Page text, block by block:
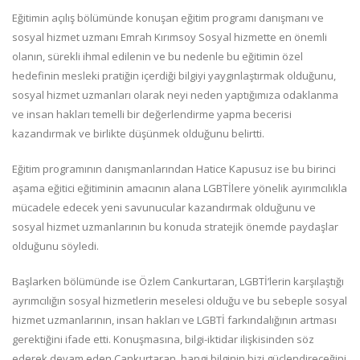
Eğitimin açılış bölümünde konuşan eğitim programı danışmanı ve
sosyal hizmet uzmanı Emrah Kırımsoy Sosyal hizmette en önemli
olanın, sürekli ihmal edilenin ve bu nedenle bu eğitimin özel
hedefinin mesleki pratiğin içerdiği bilgiyi yaygınlaştırmak olduğunu,
sosyal hizmet uzmanları olarak neyi neden yaptığımıza odaklanma
ve insan hakları temelli bir değerlendirme yapma becerisi
kazandırmak ve birlikte düşünmek olduğunu belirtti.
Eğitim programının danışmanlarından Hatice Kapusuz ise bu birinci
aşama eğitici eğitiminin amacının alana LGBTİlere yönelik ayırımcılıkla
mücadele edecek yeni savunucular kazandırmak olduğunu ve
sosyal hizmet uzmanlarının bu konuda stratejik önemde paydaşlar
olduğunu söyledi.
Başlarken bölümünde ise Özlem Cankurtaran, LGBTİ’lerin karşılaştığı
ayrımcılığın sosyal hizmetlerin meselesi olduğu ve bu sebeple sosyal
hizmet uzmanlarının, insan hakları ve LGBTİ farkındalığının artması
gerektiğini ifade etti. Konuşmasına, bilgi-iktidar ilişkisinden söz